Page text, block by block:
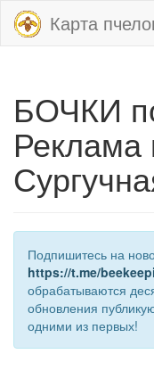
Карта
БОЧКИ
Подпишитесь на
https://t.me/
обрабатываются
обновления
одними из первых!